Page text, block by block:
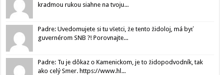
kradmou rukou siahne na tvoju...
Padre: Uvedomujete si tu všetci, že tento židoloj, má byť
guvernérom SNB ?! Porovnajte...
Padre: Tu je dôkaz o Kamenickom, je to židopodvodník, tak
ako celý Smer. https://www.hl...